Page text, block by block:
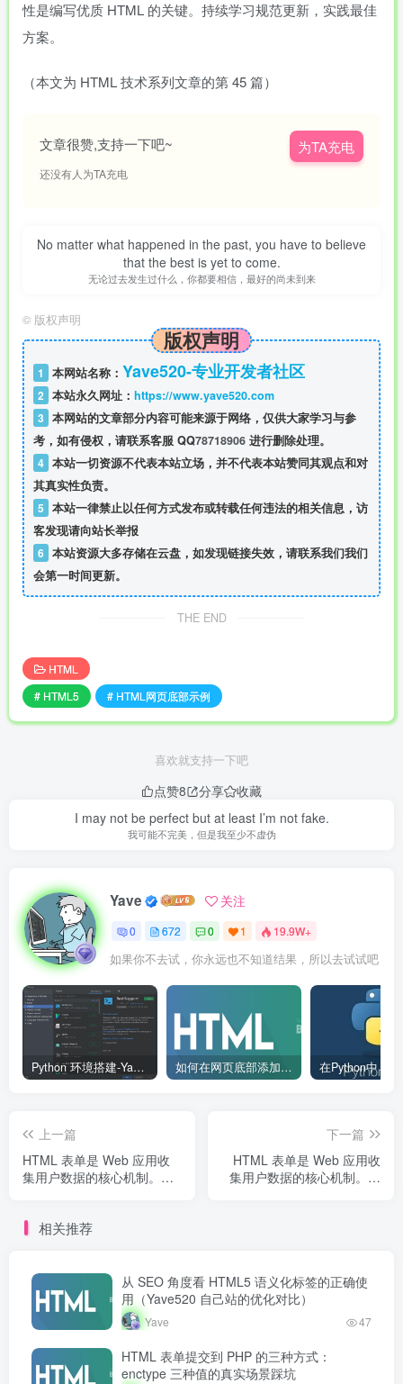
性是编写优质 HTML 的关键。持续学习规范更新，实践最佳
方案。
（本文为 HTML 技术系列文章的第 45 篇）
文章很赞,支持一下吧~
还没有人为TA充电
为TA充电
No matter what happened in the past, you have to believe
that the best is yet to come.
无论过去发生过什么，你都要相信，最好的尚未到来
© 版权声明
版权声明
1 本网站名称： Yave520-专业开发者社区
2 本站永久网址： https://www.yave520.com
3 本网站的文章部分内容可能来源于网络，仅供大家学习与参
考，如有侵权，请联系客服 QQ78718906 进行删除处理。
4 本站一切资源不代表本站立场，并不代表本站赞同其观点和对
其真实性负责。
5 本站一律禁止以任何方式发布或转载任何违法的相关信息，访
客发现请向站长举报
6 本站资源大多存储在云盘，如发现链接失效，请联系我们我们
会第一时间更新。
THE END
HTML
# HTML5
# HTML网页底部示例
喜欢就支持一下吧
点赞8 分享
收藏
I may not be perfect but at least I’m not fake.
我可能不完美，但是我至少不虚伪
Yave 关注
0 672 0 1 19.9W+
如果你不去试，你永远也不知道结果，所以去试试吧
Python 环境搭建-Yave520-专业开发者社区 如何在网页底部添加版权信息？
上一篇
HTML 表单是 Web 应用收
集用户数据的核心机制。从
在。掌握表单创建和处理是
下一篇
HTML 表单是 Web 应用收
集用户数据的核心机制。从
相关推荐
从 SEO 角度看 HTML5 语义化标签的正确使
用（Yave520 自己站的优化对比）
Yave 47
HTML 表单提交到 PHP 的三种方式：
enctype 三种值的真实场景踩坑